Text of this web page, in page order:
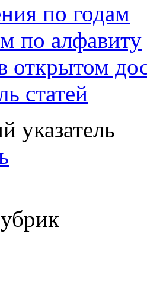
по годам
по алфавиту
открытом
статей
указатель